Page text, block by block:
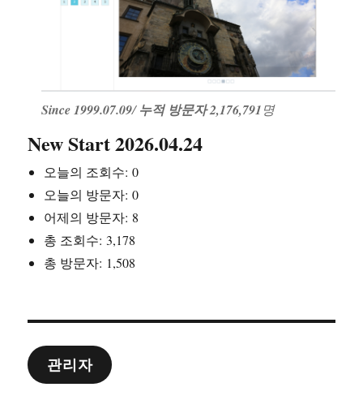
Since 1999.07.09/누적 방문자 2,176,791명
New Start 2026.04.24
오늘의 조회수:0
오늘의 방문자:0
어제의 방문자: 8
총 조회수: 3,178
총 방문자: 1,508
관리자